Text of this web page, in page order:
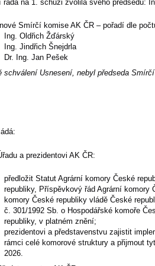
rada na 1. schůzi zvolila svého předsedu:
Smírčí komise AK ČR – pořadí dle
Ing. Oldřich Žďárský
Ing. Jindřich Šnejdrla
Dr. Ing. Jan Pešek
schválení Usnesení, nebyl předseda
a prezidentovi AK ČR:
předložit Statut Agrární komory České
republiky, Příspěvkový řád Agrární komory
komory České republiky vládě České
č. 301/1992 Sb. o Hospodářské komoře
republiky, v platném znění;
prezidentovi a představenstvu zajistit
rámci celé komorové struktury a přijmout
2026.